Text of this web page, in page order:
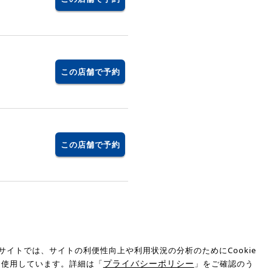
この店舗で予約
この店舗で予約
イトでは、サイトの利便性向上や利用状況の分析のためにCookie
用しています。詳細は「プライバシーポリシー 」をご確認のう